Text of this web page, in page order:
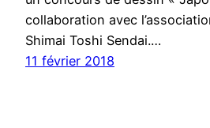
collaboration avec
Shimai Toshi Sendai.…
11 février 2018